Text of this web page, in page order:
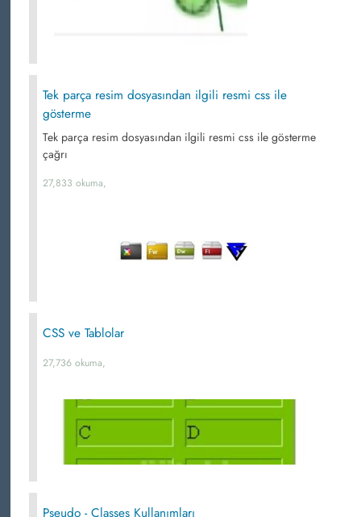
Tek parça resim dosyasından ilgili resmi css ile
gösterme
Tek parça resim dosyasından ilgili resmi css ile gösterme
çağrı
27,833 okuma,
CSS ve Tablolar
27,736 okuma,
Pseudo - Classes Kullanımları